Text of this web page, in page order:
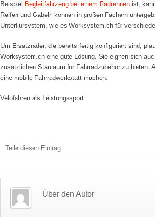
Beispiel Begleitfahrzeug bei einem Radrennen ist,
Reifen und Gabeln können in großen Fächern
Unterflursystem, wie es Worksystem.ch für
Um Ersatzräder, die bereits fertig konfiguriert sind,
Worksystem.ch eine gute Lösung. Sie eignen sich
zusätzlichen Stauraum für Fahrradzubehör zu bieten.
eine mobile Fahrradwerkstatt machen.
Velofahren als Leistungssport
Teile diesen Eintrag
Über den Autor